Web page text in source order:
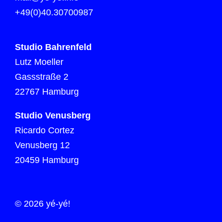
+49(0)40.30700987
Studio Bahrenfeld
Lutz Moeller
Gassstraße 2
22767 Hamburg
Studio Venusberg
Ricardo Cortez
Venusberg 12
20459 Hamburg
© 2026 yé-yé!